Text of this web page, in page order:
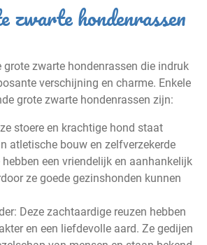
zwarte hondenrassen
grote zwarte hondenrassen die indruk
verschijning en charme. Enkele
grote zwarte hondenrassen zijn:
stoere en krachtige hond staat
atletische bouw en zelfverzekerde
een vriendelijk en aanhankelijk
ze goede gezinshonden kunnen
Deze zachtaardige reuzen hebben
en een liefdevolle aard. Ze gedijen